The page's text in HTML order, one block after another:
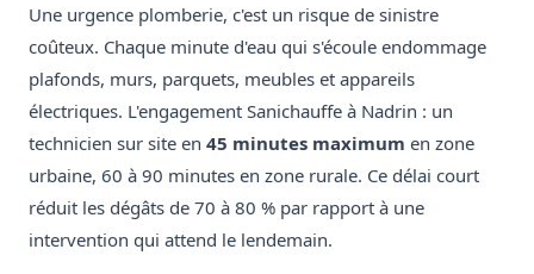
Une urgence plomberie, c'est un risque de sinistre
coûteux. Chaque minute d'eau qui s'écoule endommage
plafonds, murs, parquets, meubles et appareils
électriques. L'engagement Sanichauffe à Nadrin : un
technicien sur site en 45 minutes maximum en zone
urbaine, 60 à 90 minutes en zone rurale. Ce délai court
réduit les dégâts de 70 à 80 % par rapport à une
intervention qui attend le lendemain.